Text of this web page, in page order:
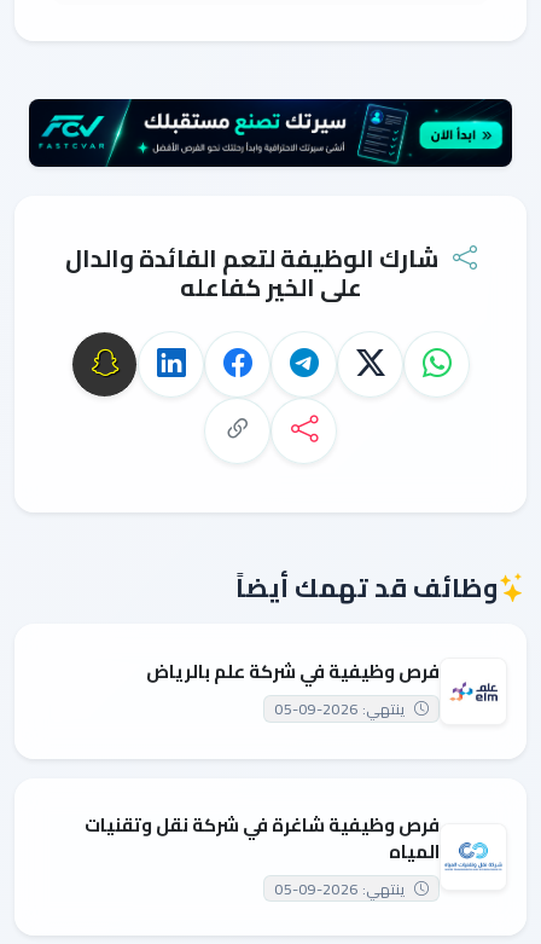
شارك الوظيفة لتعم الفائدة والدال
على الخير كفاعله
وظائف قد تهمك أيضاً
فرص وظيفية في شركة علم بالرياض
ينتهي: 2026-09-05
فرص وظيفية شاغرة في شركة نقل وتقنيات
المياه
ينتهي: 2026-09-05